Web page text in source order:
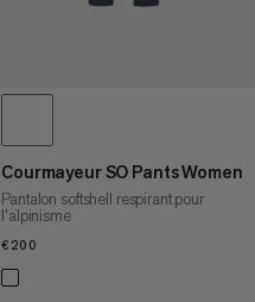
Courmayeur SO Pants Women
Pantalon softshell respirant pour
l’alpinisme
€200